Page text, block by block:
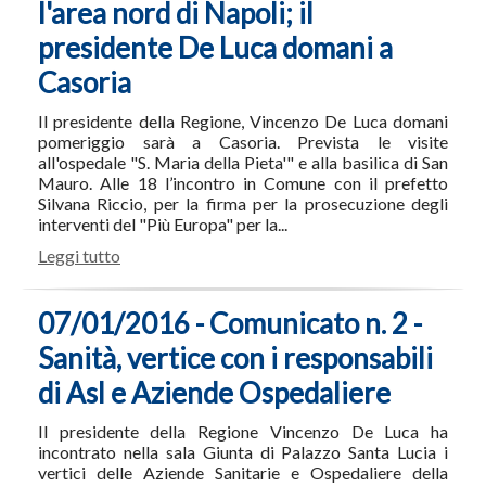
l'area nord di Napoli; il
presidente De Luca domani a
Casoria
Il presidente della Regione, Vincenzo De Luca domani
pomeriggio sarà a Casoria. Prevista le visite
all'ospedale "S. Maria della Pieta'" e alla basilica di San
Mauro. Alle 18 l’incontro in Comune con il prefetto
Silvana Riccio, per la firma per la prosecuzione degli
interventi del "Più Europa" per la...
Leggi tutto
07/01/2016 - Comunicato n. 2 -
Sanità, vertice con i responsabili
di Asl e Aziende Ospedaliere
Il presidente della Regione Vincenzo De Luca ha
incontrato nella sala Giunta di Palazzo Santa Lucia i
vertici delle Aziende Sanitarie e Ospedaliere della